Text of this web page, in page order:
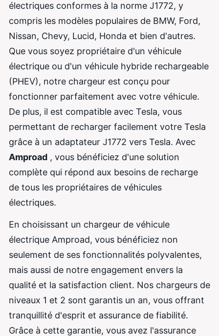
électriques conformes à la norme J1772, y
compris les modèles populaires de BMW, Ford,
Nissan, Chevy, Lucid, Honda et bien d'autres.
Que vous soyez propriétaire d'un véhicule
électrique ou d'un véhicule hybride rechargeable
(PHEV), notre chargeur est conçu pour
fonctionner parfaitement avec votre véhicule.
De plus, il est compatible avec Tesla, vous
permettant de recharger facilement votre Tesla
grâce à un adaptateur J1772 vers Tesla. Avec
Amproad , vous bénéficiez d'une solution
complète qui répond aux besoins de recharge
de tous les propriétaires de véhicules
électriques.
En choisissant un chargeur de véhicule
électrique Amproad, vous bénéficiez non
seulement de ses fonctionnalités polyvalentes,
mais aussi de notre engagement envers la
qualité et la satisfaction client. Nos chargeurs de
niveaux 1 et 2 sont garantis un an, vous offrant
tranquillité d'esprit et assurance de fiabilité.
Grâce à cette garantie, vous avez l'assurance